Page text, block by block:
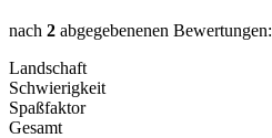
nach 2 abgegebenenen Bewertungen:
Landschaft
Schwierigkeit
Spaßfaktor
Gesamt